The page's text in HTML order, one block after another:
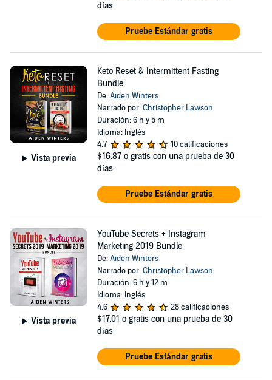
días
Pruebe Estándar gratis
Vista previa
Keto Reset & Intermittent Fasting
Bundle
De:Aiden Winters
Narrado por:Christopher Lawson
Duración: 6 h y 5 m
Idioma: Inglés
4.7
10 calificaciones
$16.87 o gratis con una prueba de 30
días
Pruebe Estándar gratis
Vista previa
YouTube Secrets + Instagram
Marketing 2019 Bundle
De:Aiden Winters
Narrado por:Christopher Lawson
Duración: 6 h y 12 m
Idioma: Inglés
4.6
28 calificaciones
$17.01 o gratis con una prueba de 30
días
Pruebe Estándar gratis